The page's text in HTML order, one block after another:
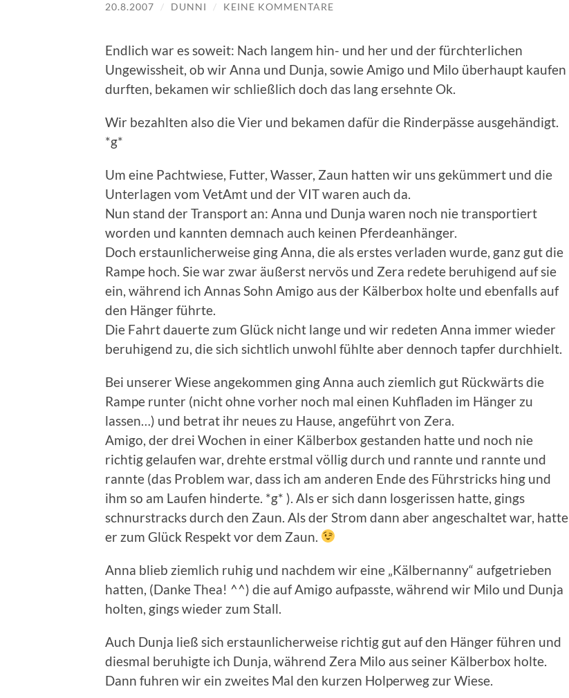
20.8.2007 / DUNNI / KEINE KOMMENTARE
Endlich war es soweit: Nach langem hin- und her und der fürchterlichen
Ungewissheit, ob wir Anna und Dunja, sowie Amigo und Milo überhaupt kaufen
durften, bekamen wir schließlich doch das lang ersehnte Ok.
Wir bezahlten also die Vier und bekamen dafür die Rinderpässe ausgehändigt.
*g*
Um eine Pachtwiese, Futter, Wasser, Zaun hatten wir uns gekümmert und die
Unterlagen vom VetAmt und der VIT waren auch da.
Nun stand der Transport an: Anna und Dunja waren noch nie transportiert
worden und kannten demnach auch keinen Pferdeanhänger.
Doch erstaunlicherweise ging Anna, die als erstes verladen wurde, ganz gut die
Rampe hoch. Sie war zwar äußerst nervös und Zera redete beruhigend auf sie
ein, während ich Annas Sohn Amigo aus der Kälberbox holte und ebenfalls auf
den Hänger führte.
Die Fahrt dauerte zum Glück nicht lange und wir redeten Anna immer wieder
beruhigend zu, die sich sichtlich unwohl fühlte aber dennoch tapfer durchhielt.
Bei unserer Wiese angekommen ging Anna auch ziemlich gut Rückwärts die
Rampe runter (nicht ohne vorher noch mal einen Kuhfladen im Hänger zu
lassen…) und betrat ihr neues zu Hause, angeführt von Zera.
Amigo, der drei Wochen in einer Kälberbox gestanden hatte und noch nie
richtig gelaufen war, drehte erstmal völlig durch und rannte und rannte und
rannte (das Problem war, dass ich am anderen Ende des Führstricks hing und
ihm so am Laufen hinderte. *g* ). Als er sich dann losgerissen hatte, gings
schnurstracks durch den Zaun. Als der Strom dann aber angeschaltet war, hatte
er zum Glück Respekt vor dem Zaun.
Anna blieb ziemlich ruhig und nachdem wir eine „Kälbernanny“ aufgetrieben
hatten, (Danke Thea! ^^) die auf Amigo aufpasste, während wir Milo und Dunja
holten, gings wieder zum Stall.
Auch Dunja ließ sich erstaunlicherweise richtig gut auf den Hänger führen und
diesmal beruhigte ich Dunja, während Zera Milo aus seiner Kälberbox holte.
Dann fuhren wir ein zweites Mal den kurzen Holperweg zur Wiese.